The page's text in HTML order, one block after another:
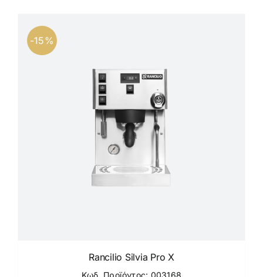
Εξοπλισμός
-15%
Rancilio Silvia Pro X
Κωδ. Προϊόντος: 003168